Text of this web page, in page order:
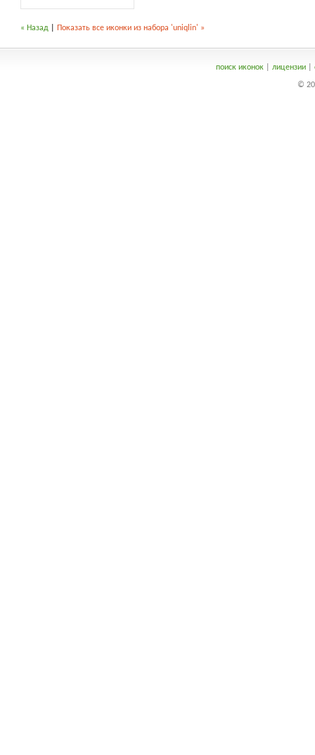
« Назад Показать все иконки из набора 'uniqlin' »
поиск иконок| лицензии|
©